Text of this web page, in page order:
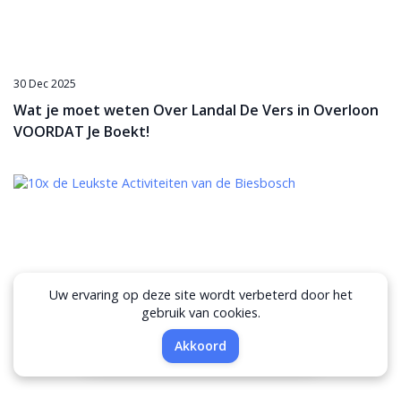
Filters
30 Dec 2025
Wat je moet weten Over Landal De Vers in Overloon
VOORDAT Je Boekt!
Uw ervaring op deze site wordt verbeterd door het
gebruik van cookies.
Akkoord